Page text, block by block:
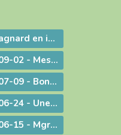
Mgr Bagnard en images
2012-09-02 - Message d'au-revoir de Mgr Bagnard
2012-07-09 - Bonne Route !
2012-06-24 - Une vie donnée pour le Christ
2012-06-15 - Mgr Pascal Roland, Évêque de Belley-Ars : Message de Mgr Guy Bagnard aux diocésains de Belley-Ars